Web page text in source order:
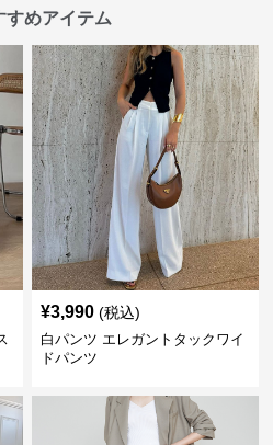
すめアイテム
¥3,990 (税込)
白パンツ エレガントタックワイ
ドパンツ